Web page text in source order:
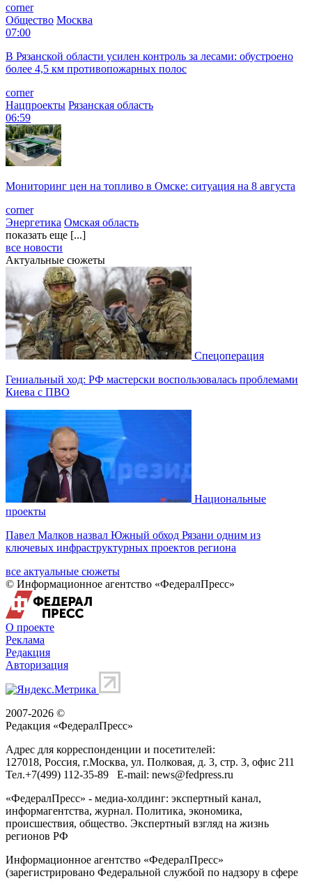
corner
Общество Москва
07:00
В Рязанской области усилен контроль за лесами: обустроено
более 4,5 км противопожарных полос
corner
Нацпроекты Рязанская область
06:59
Мониторинг цен на топливо в Омске: ситуация на 8 августа
corner
Энергетика Омская область
показать еще [...]
все новости
Актуальные сюжеты
Спецоперация
Гениальный ход: РФ мастерски воспользовалась проблемами
Киева с ПВО
Национальные
проекты
Павел Малков назвал Южный обход Рязани одним из
ключевых инфраструктурных проектов региона
все актуальные сюжеты
© Информационное агентство «ФедералПресс»
О проекте
Реклама
Редакция
Авторизация
2007-2026 ©
Редакция «ФедералПресс»
Адрес для корреспонденции и посетителей:
127018, Россия, г.Москва, ул. Полковая, д. 3, стр. 3, офис 211
Тел.+7(499) 112-35-89 E-mail: news@fedpress.ru
«ФедералПресс» - медиа-холдинг: экспертный канал,
информагентства, журнал. Политика, экономика,
происшествия, общество. Экспертный взгляд на жизнь
регионов РФ
Информационное агентство «ФедералПресс»
(зарегистрировано Федеральной службой по надзору в сфере